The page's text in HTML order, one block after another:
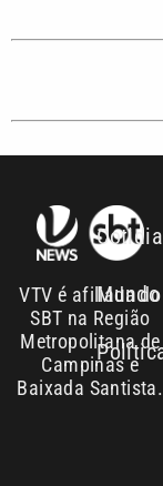
VTV é afiliada do
SBT na Região
Metropolitana de
Campinas e
Baixada Santista.
Mundo
Política